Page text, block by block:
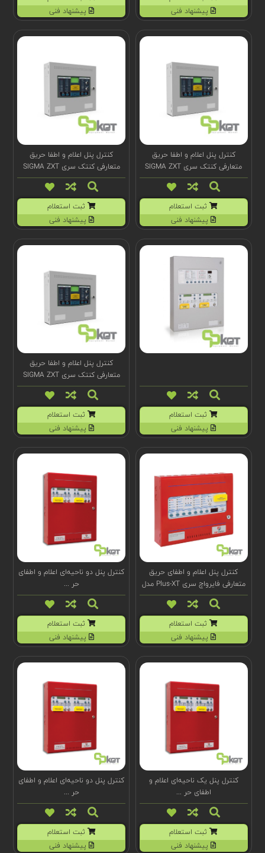
پیشنهاد فنی
پیشنهاد فنی
کنترل پنل اعلام و اطفا حریق
متعارفی کنتک سری SIGMA ZXT
مدل K192311XM2
ثبت استعلام
پیشنهاد فنی
کنترل پنل اعلام و اطفا حریق
متعارفی کنتک سری SIGMA ZXT
مدل K192311XM3
ثبت استعلام
پیشنهاد فنی
ثبت استعلام
پیشنهاد فنی
کنترل پنل اعلام و اطفا حریق
متعارفی کنتک سری SIGMA ZXT
مدل K195311XM3
ثبت استعلام
پیشنهاد فنی
کنترل پنل اعلام و اطفای حریق
متعارفی فایرواچ سری Plus-XT مدل
FW1810-12
ثبت استعلام
پیشنهاد فنی
کنترل پنل دو ناحیه‌ای اعلام و اطفای
حر ...
ثبت استعلام
پیشنهاد فنی
کنترل پنل یک ناحیه‌ای اعلام و
اطفای حر ...
ثبت استعلام
پیشنهاد فنی
کنترل پنل دو ناحیه‌ای اعلام و اطفای
حر ...
ثبت استعلام
پیشنهاد فنی